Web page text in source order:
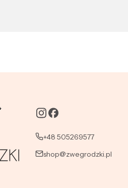
+48 505269577
shop@zwegrodzki.pl